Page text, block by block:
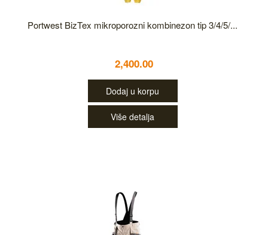
Portwest BizTex mikroporozni kombinezon tip 3/4/5/...
2,400.00
Dodaj u korpu
Više detalja